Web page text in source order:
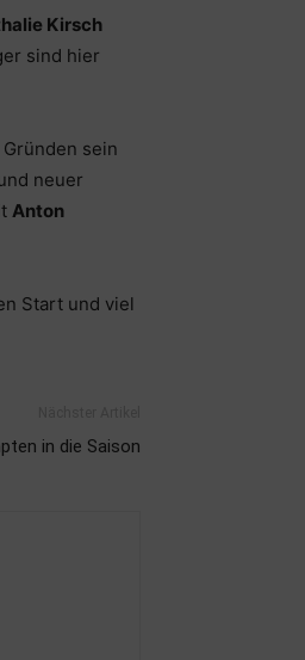
Kirsch
sind hier
sein
neuer
Anton
Start und viel
in die Saison